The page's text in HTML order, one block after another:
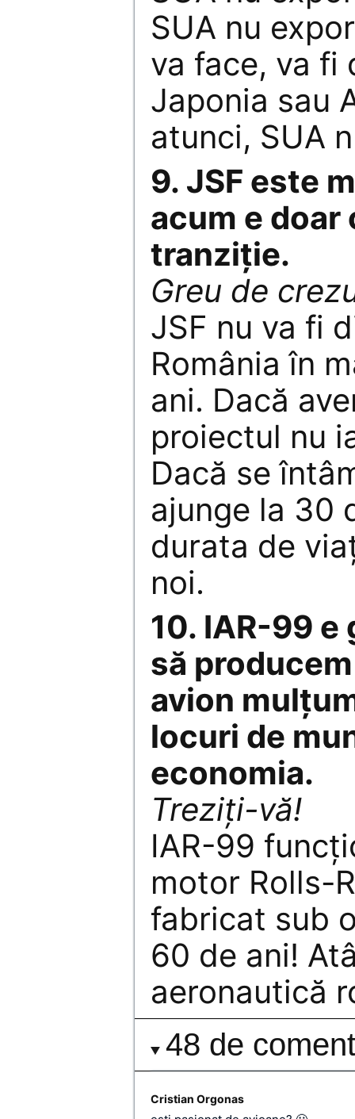
SUA nu
va face, va fi
Japonia sau
atunci, SUA
9. JSF este
acum e doar
tranziţie.
Greu de
JSF nu va fi
România în
ani. Dacă
proiectul nu
Dacă se
ajunge la 30
durata de
noi.
10. IAR-99 e
să
avion
locuri de
economia.
Treziţi-vă!
IAR-99
motor Rolls-
fabricat sub
60 de ani!
aeronautică
48 de
Cristian Orgonas